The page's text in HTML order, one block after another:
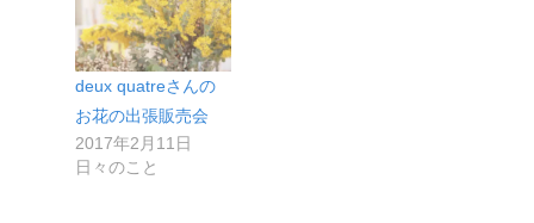
deux quatreさんの
お花の出張販売会
2017年2月11日
日々のこと